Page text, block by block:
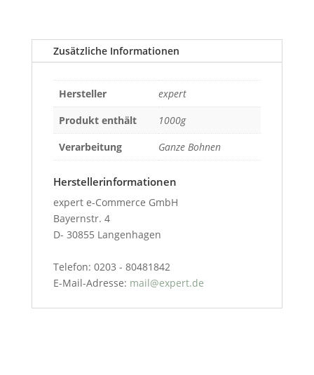
Zusätzliche Informationen
Hersteller
expert
Produkt enthält
1000g
Verarbeitung
Ganze Bohnen
Herstellerinformationen
expert e-Commerce GmbH
Bayernstr. 4
D- 30855 Langenhagen
Telefon: 0203 - 80481842
E-Mail-Adresse: mail@expert.de